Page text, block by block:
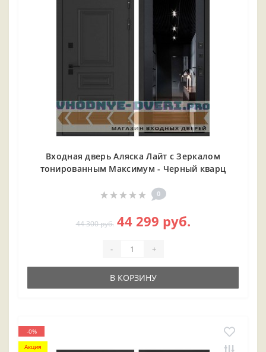
Входная дверь Аляска Лайт с Зеркалом
тонированным Максимум - Черный кварц
0
44 300 руб. 44 299 руб.
- +
В КОРЗИНУ
-0%
Акция